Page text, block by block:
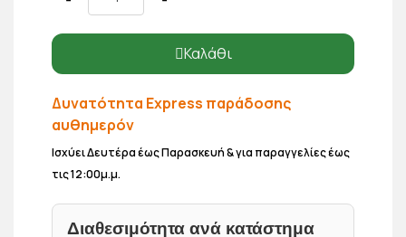
Καλάθι
Δυνατότητα Express παράδοσης
αυθημερόν
Ισχύει Δευτέρα έως Παρασκευή & για παραγγελίες έως
τις 12:00μ.μ.
Διαθεσιμότητα ανά κατάστημα